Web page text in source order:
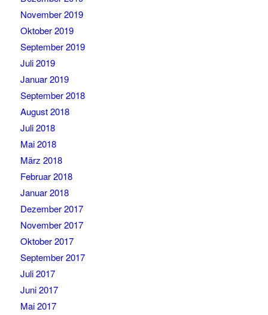
November 2019
Oktober 2019
September 2019
Juli 2019
Januar 2019
September 2018
August 2018
Juli 2018
Mai 2018
März 2018
Februar 2018
Januar 2018
Dezember 2017
November 2017
Oktober 2017
September 2017
Juli 2017
Juni 2017
Mai 2017